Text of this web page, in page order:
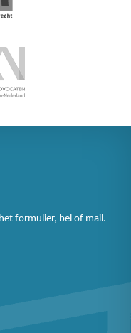
formulier, bel of mail.